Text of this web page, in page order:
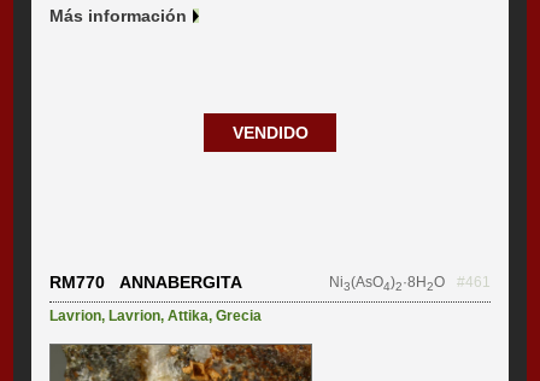
Más información
VENDIDO
RM770 ANNABERGITA Ni3(AsO4)2·8H2O
#461
Lavrion,Lavrion,Attika,Grecia